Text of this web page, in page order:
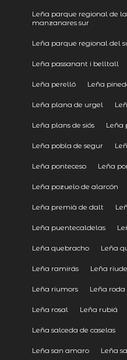
Leña parque regional de
manzanares sur
Leña parque regional del
Leña passanant i belltall
Leña perelló Leña
Leña plana de urgel
Leña plans de siós Leña
Leña pobla de segur
Leña ponteceso Leña
Leña pozuelo de alarcón
Leña premià de dalt
Leña puentecaldelas
Leña quebracho Leña
Leña ramirás Leña
Leña riumors Leña roda
Leña rosal Leña rubiá
Leña salceda de caselas
Leña san amaro Leña